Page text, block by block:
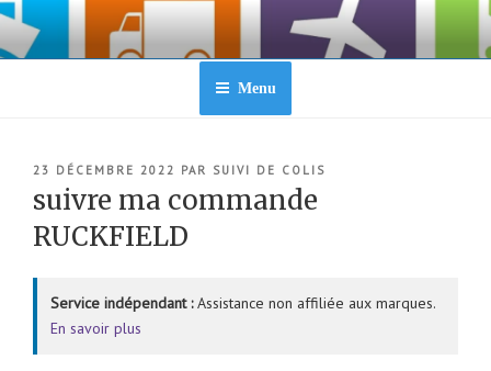
Aller
contenu
Menu
PUBLIÉ
23 DÉCEMBRE 2022 PAR SUIVI DE COLIS
suivre ma commande
RUCKFIELD
Service indépendant :Assistance non affiliée aux marques.
En savoir plus